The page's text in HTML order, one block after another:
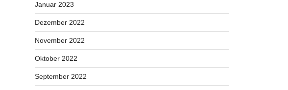
Januar 2023
Dezember 2022
November 2022
Oktober 2022
September 2022